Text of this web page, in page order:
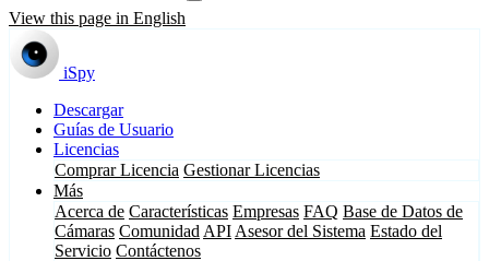
View this page in English
iSpy
Descargar
Guías de Usuario
Licencias
Comprar Licencia Gestionar Licencias
Más
Acerca de Características Empresas FAQ Base de Datos de
Cámaras Comunidad API Asesor del Sistema Estado del
Servicio Contáctenos